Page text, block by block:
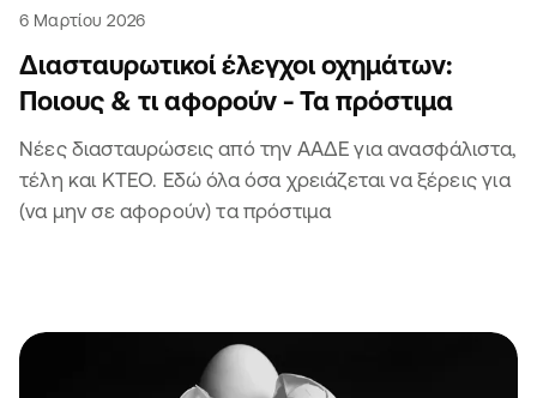
6 Μαρτίου 2026
Διασταυρωτικοί έλεγχοι οχημάτων:
Ποιους & τι αφορούν - Τα πρόστιμα
Νέες διασταυρώσεις από την ΑΑΔΕ για ανασφάλιστα,
τέλη και ΚΤΕΟ. Εδώ όλα όσα χρειάζεται να ξέρεις για
(να μην σε αφορούν) τα πρόστιμα